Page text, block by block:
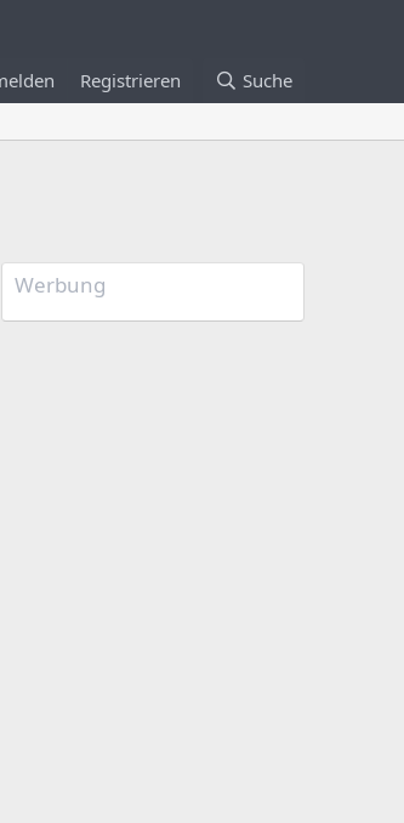
Registrieren Suche
Werbung